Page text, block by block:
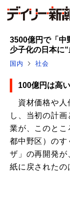
3500億円で「
少子化の日本に
国内 社会
100億円は高
資材価格や人
し、当初の計
業が、このとこ
都中野区）のす
ザ」の再開発が
紙に戻されたの